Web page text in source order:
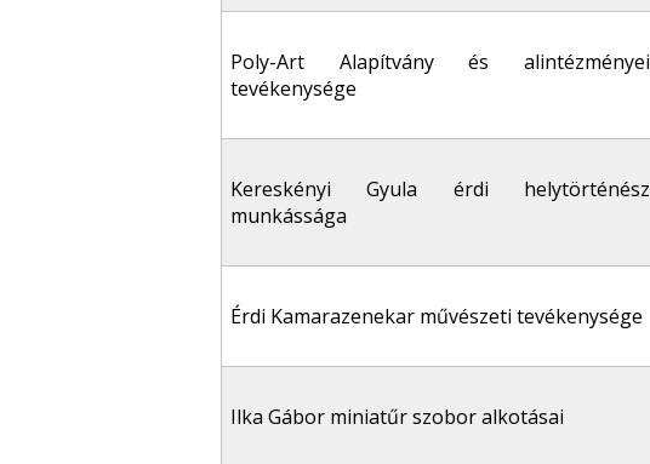
Poly-Art Alapítvány és alintézményei
tevékenysége
Kereskényi Gyula érdi helytörténész
munkássága
Érdi Kamarazenekar művészeti tevékenysége
Ilka Gábor miniatűr szobor alkotásai